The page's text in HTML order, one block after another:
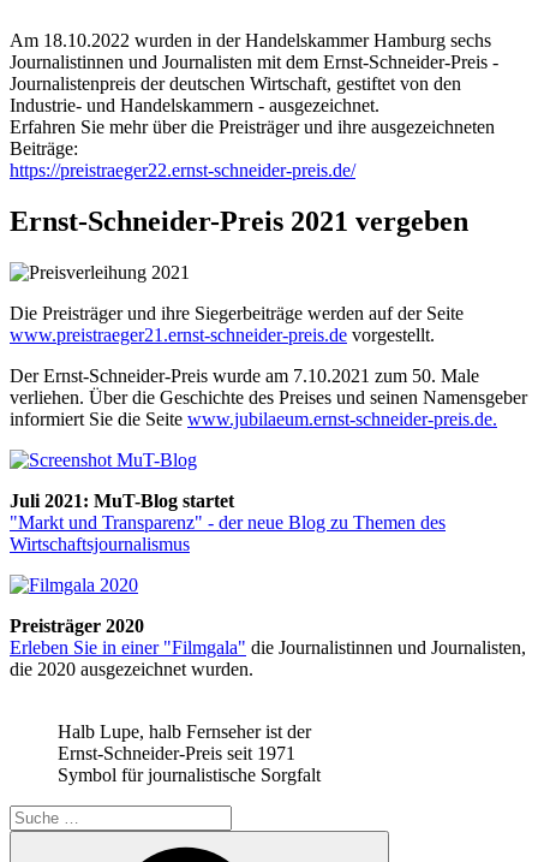
Am 18.10.2022 wurden in der Handelskammer Hamburg sechs
Journalistinnen und Journalisten mit dem Ernst-Schneider-Preis -
Journalistenpreis der deutschen Wirtschaft, gestiftet von den
Industrie- und Handelskammern - ausgezeichnet.
Erfahren Sie mehr über die Preisträger und ihre ausgezeichneten
Beiträge:
https://preistraeger22.ernst-schneider-preis.de/
Ernst-Schneider-Preis 2021 vergeben
Die Preisträger und ihre Siegerbeiträge werden auf der Seite
www.preistraeger21.ernst-schneider-preis.de vorgestellt.
Der Ernst-Schneider-Preis wurde am 7.10.2021 zum 50. Male
verliehen. Über die Geschichte des Preises und seinen Namensgeber
informiert Sie die Seite www.jubilaeum.ernst-schneider-preis.de.
Juli 2021: MuT-Blog startet
"Markt und Transparenz" - der neue Blog zu Themen des
Wirtschaftsjournalismus
Preisträger 2020
Erleben Sie in einer "Filmgala" die Journalistinnen und Journalisten,
die 2020 ausgezeichnet wurden.
Halb Lupe, halb Fernseher ist der
Ernst-Schneider-Preis seit 1971
Symbol für journalistische Sorgfalt
Suche
nach: